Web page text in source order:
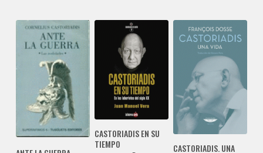
CASTORIADIS EN SU
TIEMPO
CASTORIADIS. UNA